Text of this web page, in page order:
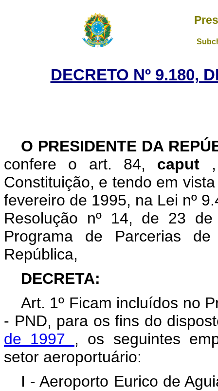
DECRETO Nº 9.180,
O PRESIDENTE DA
confere o art. 84, caput
Constituição, e tendo em
fevereiro de 1995, na Lei nº
Resolução nº 14, de 23
Programa de Parcerias
República,
DECRETA:
Art. 1º Ficam incluídos no
- PND, para os fins do
de 1997 , os seguintes
setor aeroportuário:
I - Aeroporto Eurico de